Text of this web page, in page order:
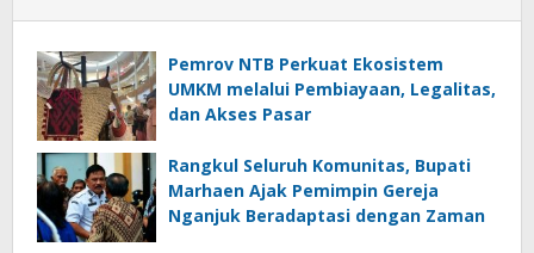
Pemrov NTB Perkuat Ekosistem
UMKM melalui Pembiayaan, Legalitas,
dan Akses Pasar
Rangkul Seluruh Komunitas, Bupati
Marhaen Ajak Pemimpin Gereja
Nganjuk Beradaptasi dengan Zaman